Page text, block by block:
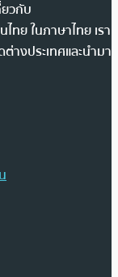
วกับ
ทย ในภาษาไทย เรา
างประเทศและนำมา